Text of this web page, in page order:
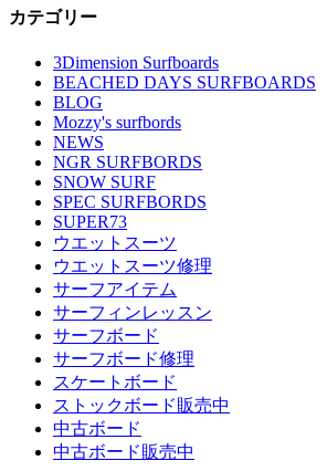
カテゴリー
3Dimension Surfboards
BEACHED DAYS SURFBOARDS
BLOG
Mozzy's surfbords
NEWS
NGR SURFBORDS
SNOW SURF
SPEC SURFBORDS
SUPER73
ウエットスーツ
ウエットスーツ修理
サーフアイテム
サーフィンレッスン
サーフボード
サーフボード修理
スケートボード
ストックボード販売中
中古ボード
中古ボード販売中